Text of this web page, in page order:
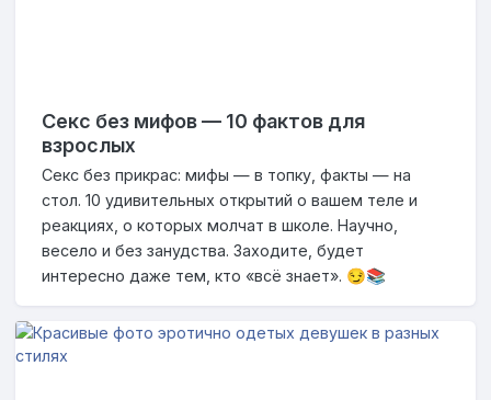
Секс без мифов — 10 фактов для
взрослых
Секс без прикрас: мифы — в топку, факты — на
стол. 10 удивительных открытий о вашем теле и
реакциях, о которых молчат в школе. Научно,
весело и без занудства. Заходите, будет
интересно даже тем, кто «всё знает». 😏📚